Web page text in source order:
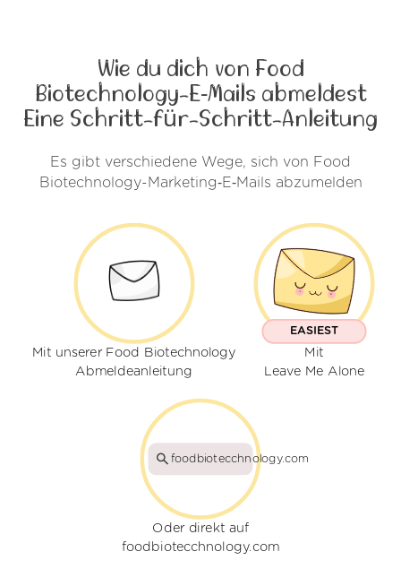
Wie du dich von Food
Biotechnology-E‑Mails abmeldest
Eine Schritt-für-Schritt-Anleitung
Es gibt verschiedene Wege, sich von Food
Biotechnology-Marketing‑E‑Mails abzumelden
Mit unserer Food Biotechnology
Abmeldeanleitung
EASIEST
Mit
Leave Me Alone
foodbiotecchnology.com
Oder direkt auf
foodbiotecchnology.com